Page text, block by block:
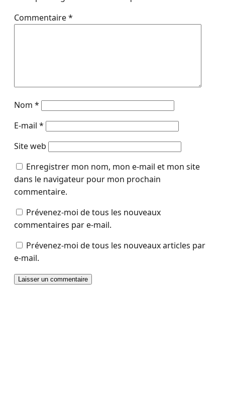
Commentaire*
Nom *
E-mail *
Site web
Enregistrer mon nom, mon e-mail et mon site
dans le navigateur pour mon prochain
commentaire.
Prévenez-moi de tous les nouveaux
commentaires par e-mail.
Prévenez-moi de tous les nouveaux articles par
e-mail.